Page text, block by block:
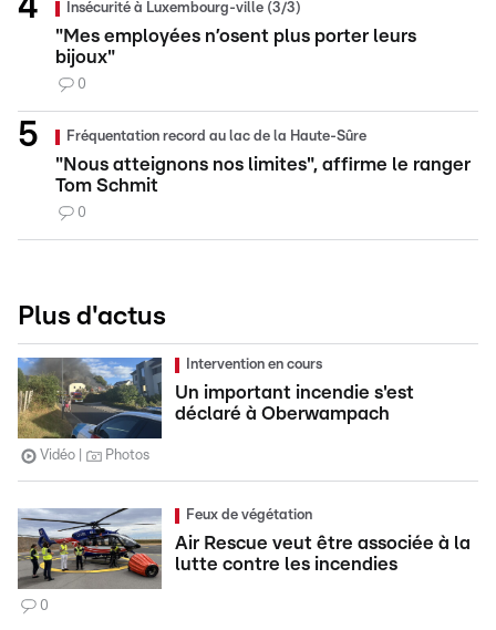
Insécurité à Luxembourg-ville (3/3)
"Mes employées n’osent plus porter leurs
bijoux"
0
Fréquentation record au lac de la Haute-Sûre
"Nous atteignons nos limites", affirme le ranger
Tom Schmit
0
Plus d'actus
Intervention en cours
Un important incendie s'est
déclaré à Oberwampach
Vidéo Photos
Feux de végétation
Air Rescue veut être associée à la
lutte contre les incendies
0